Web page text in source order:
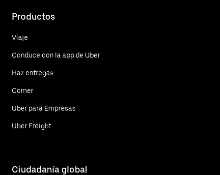
Productos
Viaje
Conduce con la app de Uber
Haz entregas
Comer
Uber para Empresas
Uber Freight
Ciudadanía global